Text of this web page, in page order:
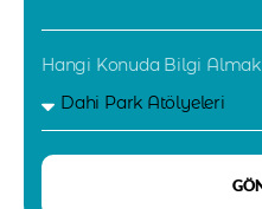
Hangi Konuda Bilgi